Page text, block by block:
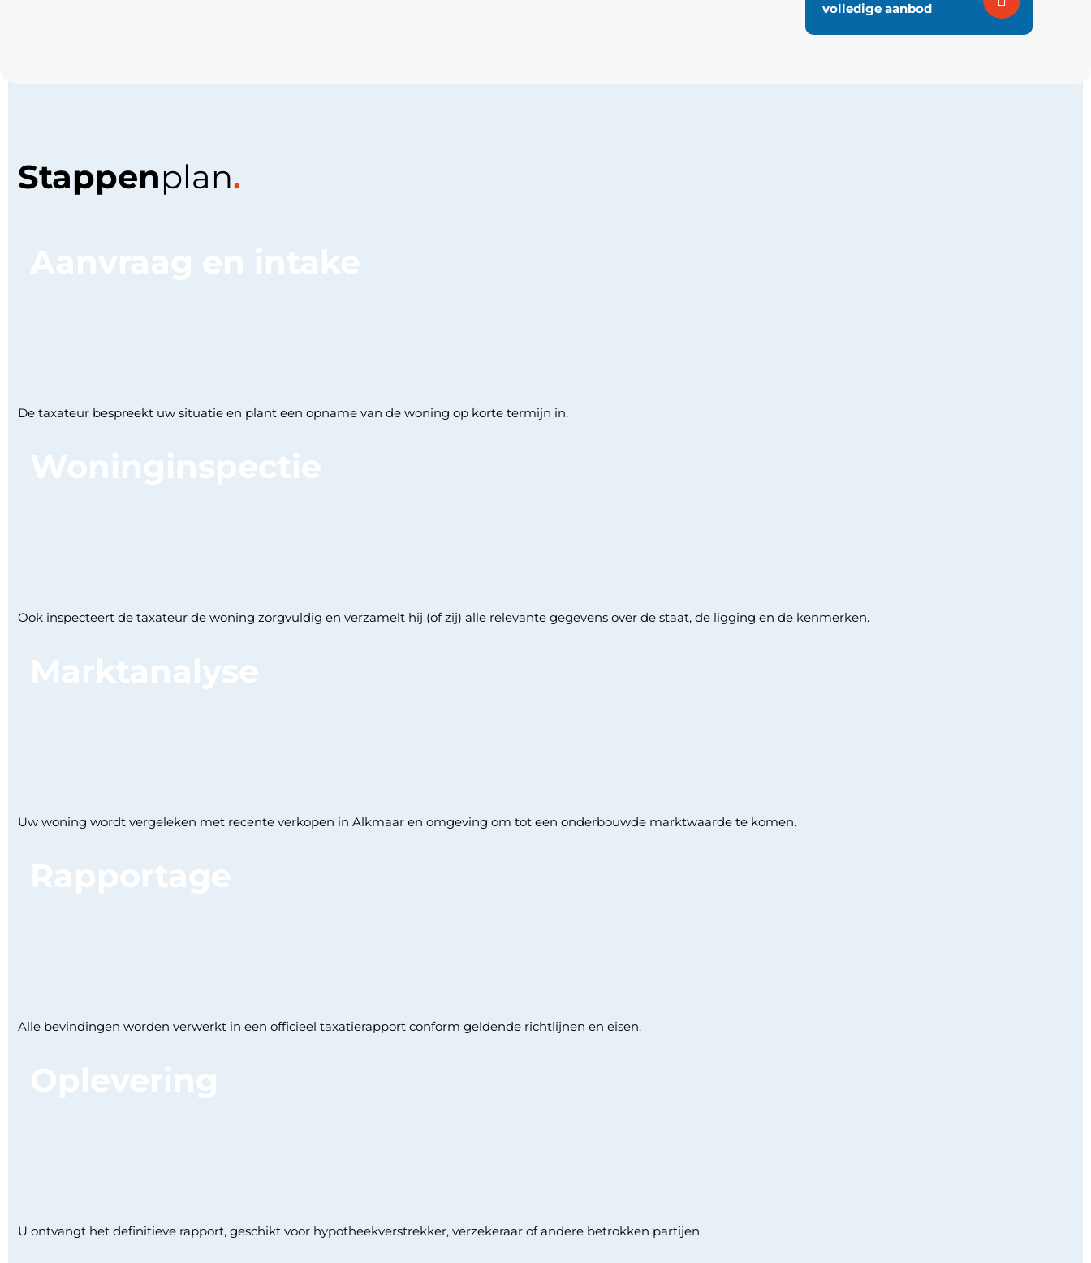
volledige aanbod
Stappenplan.
Aanvraag en intake
De taxateur bespreekt uw situatie en plant een opname van de woning op korte termijn in.
Woninginspectie
Ook inspecteert de taxateur de woning zorgvuldig en verzamelt hij (of zij) alle relevante gegevens over de staat, de ligging en de kenmerken.
Marktanalyse
Uw woning wordt vergeleken met recente verkopen in Alkmaar en omgeving om tot een onderbouwde marktwaarde te komen.
Rapportage
Alle bevindingen worden verwerkt in een officieel taxatierapport conform geldende richtlijnen en eisen.
Oplevering
U ontvangt het definitieve rapport, geschikt voor hypotheekverstrekker, verzekeraar of andere betrokken partijen.